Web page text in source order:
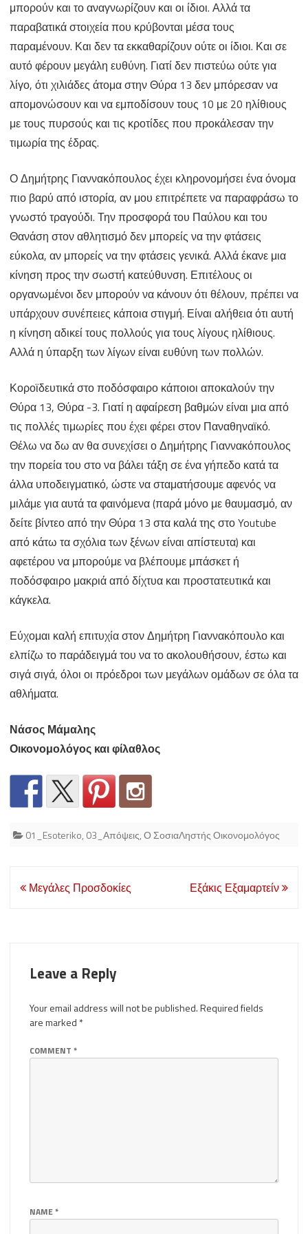
μπορούν και το αναγνωρίζουν και οι ίδιοι. Αλλά τα
παραβατικά στοιχεία που κρύβονται μέσα τους
παραμένουν. Και δεν τα εκκαθαρίζουν ούτε οι ίδιοι. Και σε
αυτό φέρουν μεγάλη ευθύνη. Γιατί δεν πιστεύω ούτε για
λίγο, ότι χιλιάδες άτομα στην Θύρα 13 δεν μπόρεσαν να
απομονώσουν και να εμποδίσουν τους 10 με 20 ηλίθιους
με τους πυρσούς και τις κροτίδες που προκάλεσαν την
τιμωρία της έδρας.
Ο Δημήτρης Γιαννακόπουλος έχει κληρονομήσει ένα όνομα
πιο βαρύ από ιστορία, αν μου επιτρέπετε να παραφράσω το
γνωστό τραγούδι. Την προσφορά του Παύλου και του
Θανάση στον αθλητισμό δεν μπορείς να την φτάσεις
εύκολα, αν μπορείς να την φτάσεις γενικά. Αλλά έκανε μια
κίνηση προς την σωστή κατεύθυνση. Επιτέλους οι
οργανωμένοι δεν μπορούν να κάνουν ότι θέλουν, πρέπει να
υπάρχουν συνέπειες κάποια στιγμή. Είναι αλήθεια ότι αυτή
η κίνηση αδικεί τους πολλούς για τους λίγους ηλίθιους.
Αλλά η ύπαρξη των λίγων είναι ευθύνη των πολλών.
Κοροϊδευτικά στο ποδόσφαιρο κάποιοι αποκαλούν την
Θύρα 13, Θύρα -3. Γιατί η αφαίρεση βαθμών είναι μια από
τις πολλές τιμωρίες που έχει φέρει στον Παναθηναϊκό.
Θέλω να δω αν θα συνεχίσει ο Δημήτρης Γιαννακόπουλος
την πορεία του στο να βάλει τάξη σε ένα γήπεδο κατά τα
άλλα υποδειγματικό, ώστε να σταματήσουμε αφενός να
μιλάμε για αυτά τα φαινόμενα (παρά μόνο με θαυμασμό, αν
δείτε βίντεο από την Θύρα 13 στα καλά της στο Youtube
από κάτω τα σχόλια των ξένων είναι απίστευτα) και
αφετέρου να μπορούμε να βλέπουμε μπάσκετ ή
ποδόσφαιρο μακριά από δίχτυα και προστατευτικά και
κάγκελα.
Εύχομαι καλή επιτυχία στον Δημήτρη Γιαννακόπουλο και
ελπίζω το παράδειγμά του να το ακολουθήσουν, έστω και
σιγά σιγά, όλοι οι πρόεδροι των μεγάλων ομάδων σε όλα τα
αθλήματα.
Νάσος Μάμαλης
Οικονομολόγος και φίλαθλος
01_Esoteriko, 03_Απόψεις,Ο ΣοσιαΛηστής Οικονομολόγος
Post
Μεγάλες Προσδοκίες Εξάκις Εξαμαρτείν
Leave a Reply
Your email address will not be published.Required fields
are marked *
COMMENT *
NAME*